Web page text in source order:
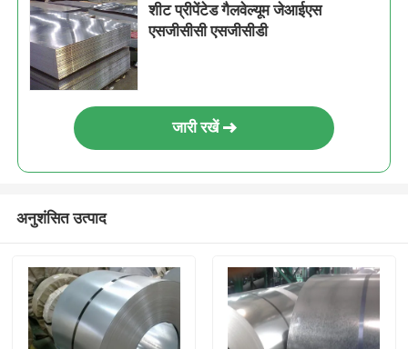
शीट प्रीपेंटेड गैलवेल्यूम जेआईएस
एसजीसीसी एसजीसीडी
जारी रखें
अनुशंसित उत्पाद